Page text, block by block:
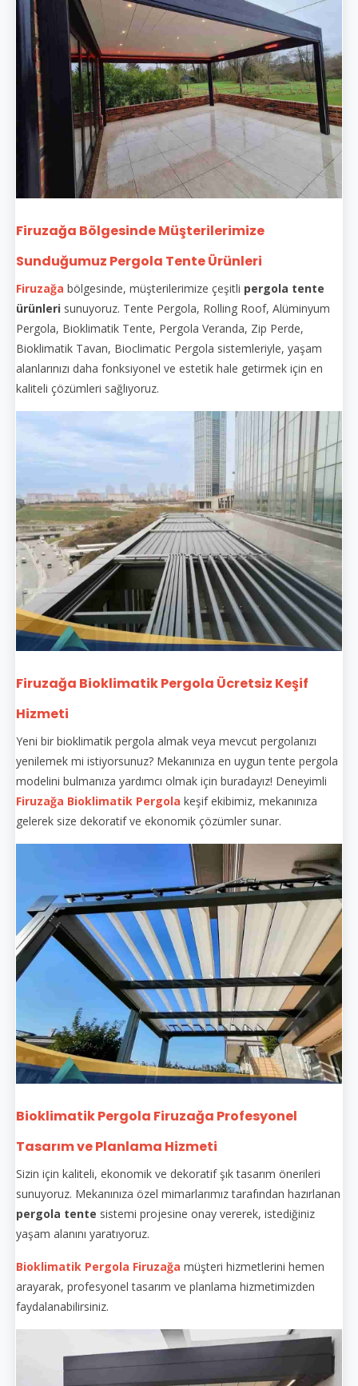
Firuzağa Bölgesinde Müşterilerimize
Sunduğumuz Pergola Tente Ürünleri
Firuzağa bölgesinde, müşterilerimize çeşitli pergola tente
ürünleri sunuyoruz. Tente Pergola, Rolling Roof, Alüminyum
Pergola, Bioklimatik Tente, Pergola Veranda, Zip Perde,
Bioklimatik Tavan, Bioclimatic Pergola sistemleriyle, yaşam
alanlarınızı daha fonksiyonel ve estetik hale getirmek için en
kaliteli çözümleri sağlıyoruz.
Firuzağa Bioklimatik Pergola Ücretsiz Keşif
Hizmeti
Yeni bir bioklimatik pergola almak veya mevcut pergolanızı
yenilemek mi istiyorsunuz? Mekanınıza en uygun tente pergola
modelini bulmanıza yardımcı olmak için buradayız! Deneyimli
Firuzağa Bioklimatik Pergola keşif ekibimiz, mekanınıza
gelerek size dekoratif ve ekonomik çözümler sunar.
Bioklimatik Pergola Firuzağa Profesyonel
Tasarım ve Planlama Hizmeti
Sizin için kaliteli, ekonomik ve dekoratif şık tasarım önerileri
sunuyoruz. Mekanınıza özel mimarlarımız tarafından hazırlanan
pergola tente sistemi projesine onay vererek, istediğiniz
yaşam alanını yaratıyoruz.
Bioklimatik Pergola Firuzağa müşteri hizmetlerini hemen
arayarak, profesyonel tasarım ve planlama hizmetimizden
faydalanabilirsiniz.